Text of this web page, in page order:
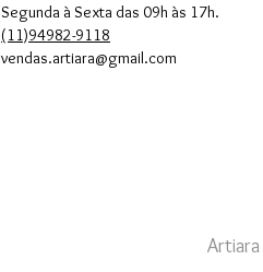
Segunda à Sexta das 09h às 17h.
(11)94982-9118
vendas.artiara@gmail.com